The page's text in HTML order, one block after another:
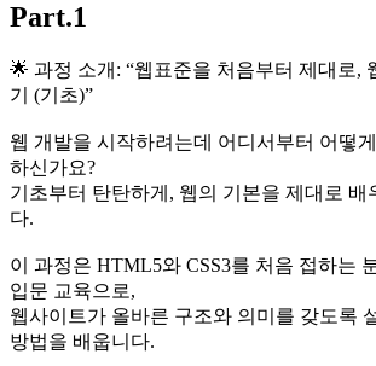
Part.1
🌟 과정 소개: “웹표준을 처음부터 제대로,
기 (기초)”
웹 개발을 시작하려는데 어디서부터 어떻
하신가요?
기초부터 탄탄하게, 웹의 기본을 제대로 배
다.
이 과정은 HTML5와 CSS3를 처음 접하는
입문 교육으로,
웹사이트가 올바른 구조와 의미를 갖도록
방법을 배웁니다.